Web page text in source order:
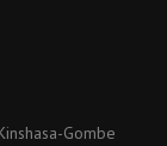
Gombe